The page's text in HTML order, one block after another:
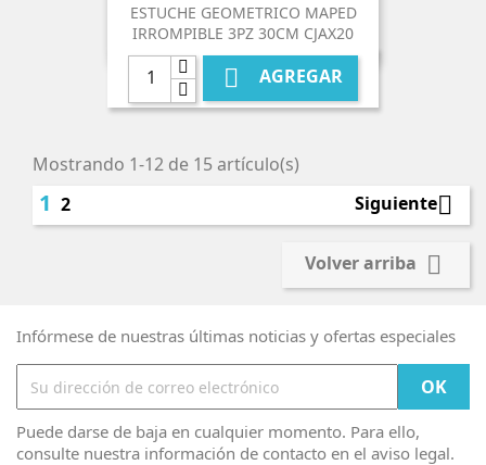
ESTUCHE GEOMETRICO MAPED
IRROMPIBLE 3PZ 30CM CJAX20
 AGREGAR
Mostrando 1-12 de 15 artículo(s)
1 2 Siguiente
Volver arriba 
Infórmese de nuestras últimas noticias y ofertas especiales
Puede darse de baja en cualquier momento. Para ello,
consulte nuestra información de contacto en el aviso legal.